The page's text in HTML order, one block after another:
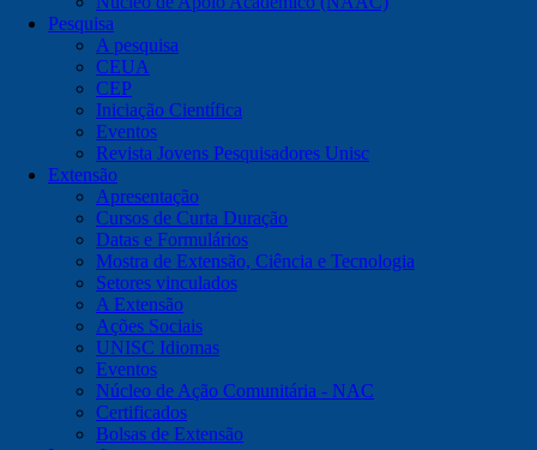
Pesquisa
A pesquisa
CEUA
CEP
Iniciação Científica
Eventos
Revista Jovens Pesquisadores Unisc
Extensão
Apresentação
Cursos de Curta Duração
Datas e Formulários
Mostra de Extensão, Ciência e Tecnologia
Setores vinculados
A Extensão
Ações Sociais
UNISC Idiomas
Eventos
Núcleo de Ação Comunitária - NAC
Certificados
Bolsas de Extensão